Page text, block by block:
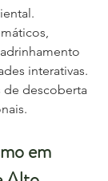
interativas.
de descoberta
em